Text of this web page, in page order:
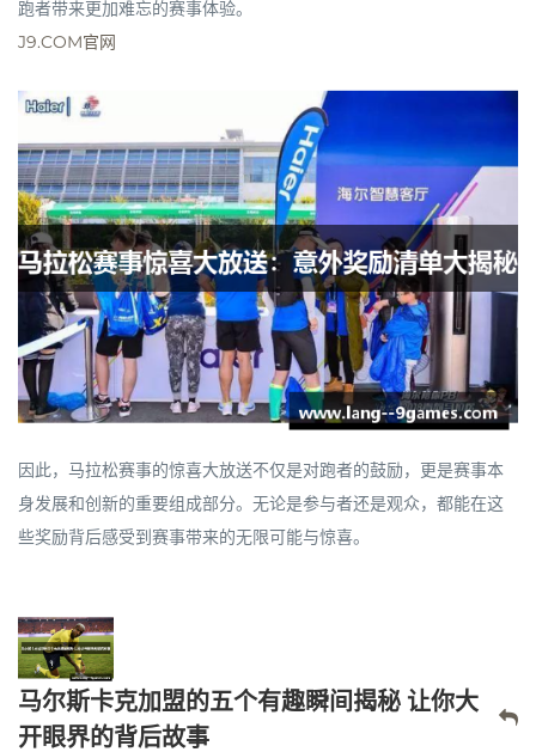
跑者带来更加难忘的赛事体验。
J9.COM官网
因此，马拉松赛事的惊喜大放送不仅是对跑者的鼓励，更是赛事本
身发展和创新的重要组成部分。无论是参与者还是观众，都能在这
些奖励背后感受到赛事带来的无限可能与惊喜。
马尔斯卡克加盟的五个有趣瞬间揭秘 让你大
开眼界的背后故事